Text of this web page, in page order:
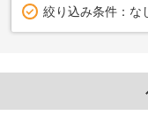
絞り込み条件： な